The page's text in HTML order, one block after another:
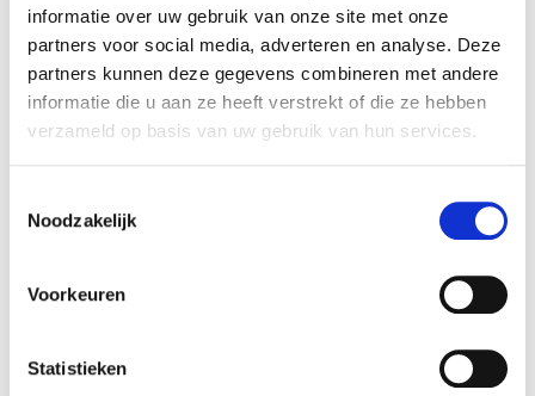
informatie over uw gebruik van onze site met onze
partners voor social media, adverteren en analyse. Deze
partners kunnen deze gegevens combineren met andere
informatie die u aan ze heeft verstrekt of die ze hebben
verzameld op basis van uw gebruik van hun services.
Noodzakelijk
Voorkeuren
Statistieken
Biota Nutri
Biota Nutri is a Dutch company specialised in
producing sustainable fertilisers. With several
(patented) innovative systems, they can reduce
the CO2 footprint for the food and agri sector
De Groot en Slot
has become a world leader in onion seed after